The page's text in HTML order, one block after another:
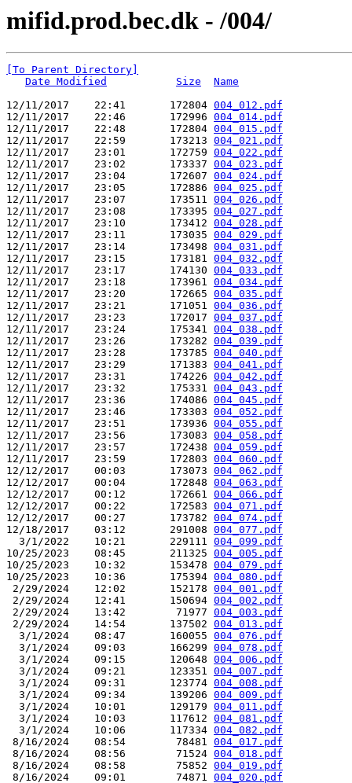
mifid.prod.bec.dk - /004/
[To Parent Directory]
Date Modified
Size
Name
12/11/2017    22:41       172804 004_012.pdf
12/11/2017    22:46       172996 004_014.pdf
12/11/2017    22:48       172804 004_015.pdf
12/11/2017    22:59       173213 004_021.pdf
12/11/2017    23:01       172759 004_022.pdf
12/11/2017    23:02       173337 004_023.pdf
12/11/2017    23:04       172607 004_024.pdf
12/11/2017    23:05       172886 004_025.pdf
12/11/2017    23:07       173511 004_026.pdf
12/11/2017    23:08       173395 004_027.pdf
12/11/2017    23:10       173412 004_028.pdf
12/11/2017    23:11       173035 004_029.pdf
12/11/2017    23:14       173498 004_031.pdf
12/11/2017    23:15       173181 004_032.pdf
12/11/2017    23:17       174130 004_033.pdf
12/11/2017    23:18       173961 004_034.pdf
12/11/2017    23:20       172665 004_035.pdf
12/11/2017    23:21       171051 004_036.pdf
12/11/2017    23:23       172017 004_037.pdf
12/11/2017    23:24       175341 004_038.pdf
12/11/2017    23:26       173282 004_039.pdf
12/11/2017    23:28       173785 004_040.pdf
12/11/2017    23:29       171383 004_041.pdf
12/11/2017    23:31       174226 004_042.pdf
12/11/2017    23:32       175331 004_043.pdf
12/11/2017    23:36       174086 004_045.pdf
12/11/2017    23:46       173303 004_052.pdf
12/11/2017    23:51       173936 004_055.pdf
12/11/2017    23:56       173083 004_058.pdf
12/11/2017    23:57       172438 004_059.pdf
12/11/2017    23:59       172803 004_060.pdf
12/12/2017    00:03       173073 004_062.pdf
12/12/2017    00:04       172848 004_063.pdf
12/12/2017    00:12       172661 004_066.pdf
12/12/2017    00:22       172583 004_071.pdf
12/12/2017    00:27       173782 004_074.pdf
12/18/2017    03:12       291008 004_077.pdf
3/1/2022    10:21       229111 004_099.pdf
10/25/2023    08:45       211325 004_005.pdf
10/25/2023    10:32       153478 004_079.pdf
10/25/2023    10:36       175394 004_080.pdf
2/29/2024    12:02       152178 004_001.pdf
2/29/2024    12:41       150694 004_002.pdf
2/29/2024    13:42        71977 004_003.pdf
2/29/2024    14:54       137502 004_013.pdf
3/1/2024    08:47       160055 004_076.pdf
3/1/2024    09:03       166299 004_078.pdf
3/1/2024    09:15       120648 004_006.pdf
3/1/2024    09:21       123351 004_007.pdf
3/1/2024    09:31       123774 004_008.pdf
3/1/2024    09:34       139206 004_009.pdf
3/1/2024    10:01       129179 004_011.pdf
3/1/2024    10:03       117612 004_081.pdf
3/1/2024    10:06       117334 004_082.pdf
8/16/2024    08:54        78481 004_017.pdf
8/16/2024    08:56        71524 004_018.pdf
8/16/2024    08:58        75852 004_019.pdf
8/16/2024    09:01        74871 004_020.pdf